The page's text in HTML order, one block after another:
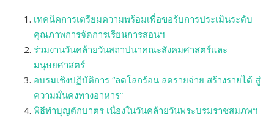
เทคนิคการเตรียมความพร้อมเพื่อขอรับการประเมินระดับ
คุณภาพการจัดการเรียนการสอนฯ
ร่วมงานวันคล้ายวันสถาปนาคณะสังคมศาสตร์และ
มนุษยศาสตร์
อบรมเชิงปฏิบัติการ “ลดโลกร้อน ลดรายจ่าย สร้างรายได้ สู่
ความมั่นคงทางอาหาร”
พิธีทำบุญตักบาตร เนื่องในวันคล้ายวันพระบรมราชสมภพฯ